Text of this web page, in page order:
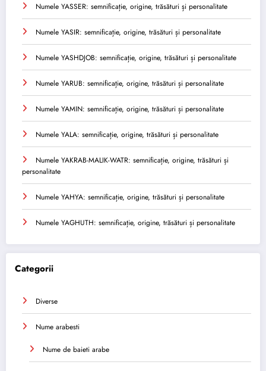
Numele YASSER: semnificație, origine, trăsături și personalitate
Numele YASIR: semnificație, origine, trăsături și personalitate
Numele YASHDJOB: semnificație, origine, trăsături și personalitate
Numele YARUB: semnificație, origine, trăsături și personalitate
Numele YAMIN: semnificație, origine, trăsături și personalitate
Numele YALA: semnificație, origine, trăsături și personalitate
Numele YAKRAB-MALIK-WATR: semnificație, origine, trăsături și
personalitate
Numele YAHYA: semnificație, origine, trăsături și personalitate
Numele YAGHUTH: semnificație, origine, trăsături și personalitate
Categorii
Diverse
Nume arabesti
Nume de baieti arabe